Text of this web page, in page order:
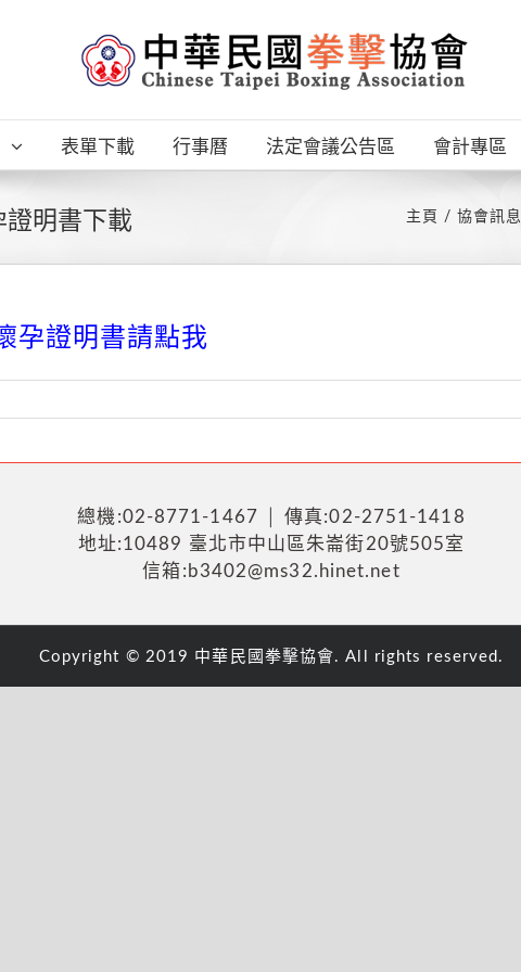
表單下載 行事曆 法定會議公告區 會計專區
明書下載 主頁 協會訊息
孕證明書請點我
總機:02-8771-1467 │ 傳真:02-2751-1418
地址:10489 臺北市中山區朱崙街20號505室
信箱:b3402@ms32.hinet.net
Copyright © 2019 中華民國拳擊協會. All rights reserved.